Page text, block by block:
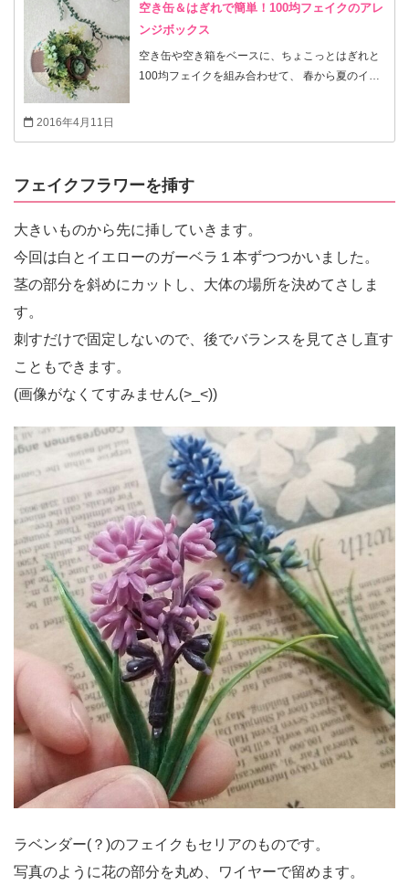
空き缶＆はぎれで簡単！100均フェイクのアレ
ンジボックス
空き缶や空き箱をベースに、ちょこっとはぎれと
100均フェイクを組み合わせて、 春から夏のイン
工程が多いようですが、いつもながら簡単です！
2016年4月11日
フェイクフラワーを挿す
大きいものから先に挿していきます。
今回は白とイエローのガーベラ１本ずつつかいました。
茎の部分を斜めにカットし、大体の場所を決めてさしま
す。
刺すだけで固定しないので、後でバランスを見てさし直す
こともできます。
(画像がなくてすみません(>_<))
ラベンダー(？)のフェイクもセリアのものです。
写真のように花の部分を丸め、ワイヤーで留めます。